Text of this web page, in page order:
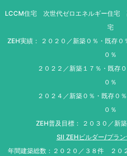
LCCM住宅 次世代ゼロエネルギー住宅
宅
ZEH実績： ２０２０／新築０％・既存
０％
２０２２／新築１７％・既存０％
０％
２０２４／新築０％・既存０％
０％
ZEH普及目標： ２０３０／新
SII ZEHビルダー/プラ
年間建築総数：２０２０／３８件 ２０